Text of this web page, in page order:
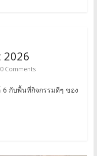
2026
0 Comments
6 กับพื้นที่กิจกรรมดีๆ ของ